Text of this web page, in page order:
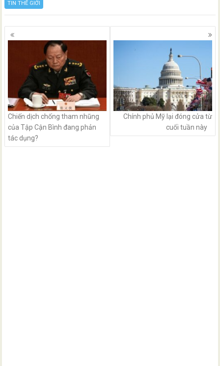
TIN THẾ GIỚI
Posts
navigation
Chiến dịch chống tham nhũng
của Tập Cận Bình đang phản
tác dụng?
Chính phủ Mỹ lại đóng cửa từ
cuối tuần này